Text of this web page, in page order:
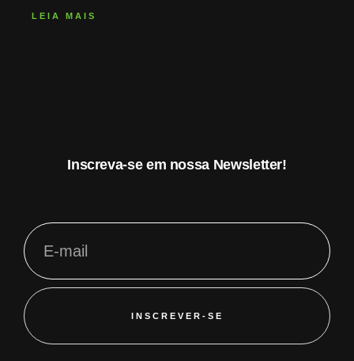
LEIA MAIS
Inscreva-se em nossa Newsletter!
INSCREVER-SE